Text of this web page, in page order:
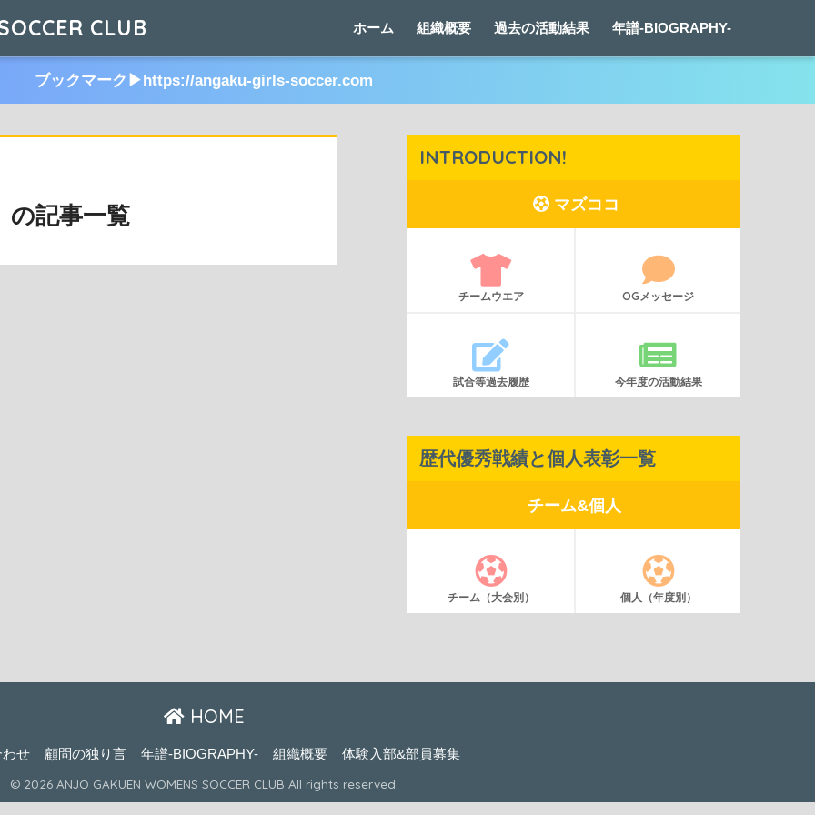
CLUB ホーム 組織概要 過去の活動結果 年譜-BIOGRAPHY-
ブックマーク▶︎https://angaku-girls-soccer.com
の記事一覧
INTRODUCTION!
マズココ
チームウエア OGメッセージ
試合等過去履歴 今年度の活動結果
歴代優秀戦績と個人表彰一覧
チーム&個人
チーム（大会別） 個人（年度別）
HOME
せ 顧問の独り言 年譜-BIOGRAPHY- 組織概要 体験入部&部員募集
© 2026 ANJO GAKUEN WOMENS SOCCER CLUB All rights reserved.